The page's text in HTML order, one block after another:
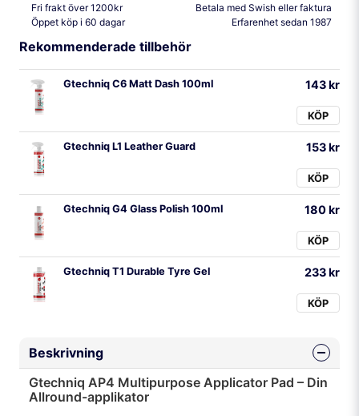
Fri frakt över 1200kr
Betala med Swish eller faktura
Öppet köp i 60 dagar
Erfarenhet sedan 1987
Rekommenderade tillbehör
Gtechniq C6 Matt Dash 100ml 143 kr
KÖP
Gtechniq L1 Leather Guard 153 kr
KÖP
Gtechniq G4 Glass Polish 100ml 180 kr
KÖP
Gtechniq T1 Durable Tyre Gel 233 kr
KÖP
Beskrivning
Gtechniq AP4 Multipurpose Applicator Pad – Din
Allround-applikator